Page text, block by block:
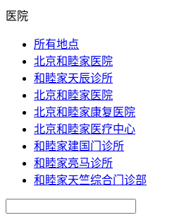
医院
所有地点
北京和睦家医院
和睦家天辰诊所
北京和睦家医院
北京和睦家康复医院
北京和睦家医疗中心
和睦家建国门诊所
和睦家亮马诊所
和睦家天竺综合门诊部